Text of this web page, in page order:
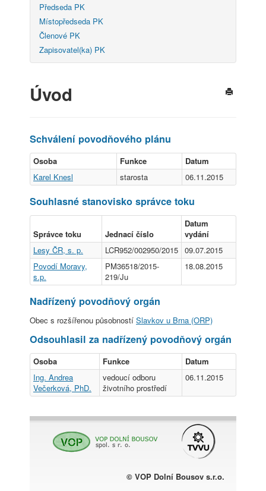
Předseda PK
Místopředseda PK
Členové PK
Zapisovatel(ka) PK
Úvod
Schválení povodňového plánu
Osoba Funkce
Datum
Karel Knesl
starosta 06.11.2015
Souhlasné stanovisko správce toku
Správce toku Jednací číslo
Datum
vydání
Lesy ČR, s. p.
LCR952/002950/2015 09.07.2015
Povodí Moravy,
s.p.
PM36518/2015-
219/Ju
18.08.2015
Nadřízený povodňový orgán
Obec s rozšířenou působností Slavkov u Brna (ORP)
Odsouhlasil za nadřízený povodňový orgán
Osoba Funkce
Datum
Ing. Andrea
Večerková, PhD.
vedoucí odboru
životního prostředí
06.11.2015
© VOP Dolní Bousov s.r.o.